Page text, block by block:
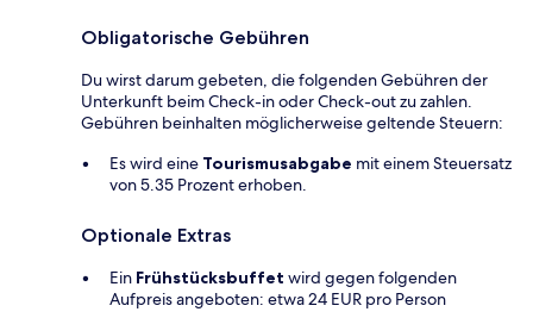
Obligatorische Gebühren
Du wirst darum gebeten, die folgenden Gebühren der
Unterkunft beim Check-in oder Check-out zu zahlen.
Gebühren beinhalten möglicherweise geltende Steuern:
Es wird eine Tourismusabgabe mit einem Steuersatz
von 5.35 Prozent erhoben.
Optionale Extras
Ein Frühstücksbuffet wird gegen folgenden
Aufpreis angeboten: etwa 24 EUR pro Person